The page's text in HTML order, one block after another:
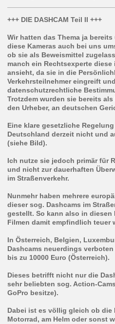
+++ DIE DASHCAM Teil II +++
Wir hatten das Thema ja
diese Kameras auch bei uns
ob sie als Beweismittel
manch ein Rechtsexperte
ansieht, da sie in die
Verkehrsteilnehmer eingreift
datenschutzrechtliche
Trotzdem wurden sie bereits
den Urheber, an deutschen
Eine klare gesetzliche
Deutschland derzeit nicht und
(siehe Bild).
Ich nutze sie jedoch primär für
und nicht zur dauerhaften
im Straßenverkehr.
Nunmehr haben mehrere
dieser sog. Dashcams im
gestellt. So kann also in diesen
Filmen damit empfindlich teuer
In Österreich, Belgien,
Dashcams neuerdings
bis zu 10000 Euro (Österreich).
Dieses betrifft nicht nur die
sehr beliebten sog. Action-
GoPro besitze).
Dabei ist es völlig gleich ob die
Motorrad, am Helm oder sonst